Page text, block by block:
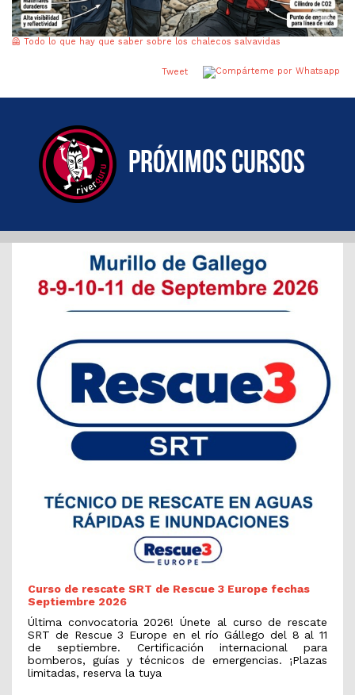
🦺 Todo lo que hay que saber sobre los chalecos salvavidas
Tweet
Próximos cursos
Curso de rescate SRT de Rescue 3 Europe fechas
Septiembre 2026
Última convocatoria 2026! Únete al curso de rescate
SRT de Rescue 3 Europe en el río Gállego del 8 al 11
de septiembre. Certificación internacional para
bomberos, guías y técnicos de emergencias. ¡Plazas
limitadas, reserva la tuya